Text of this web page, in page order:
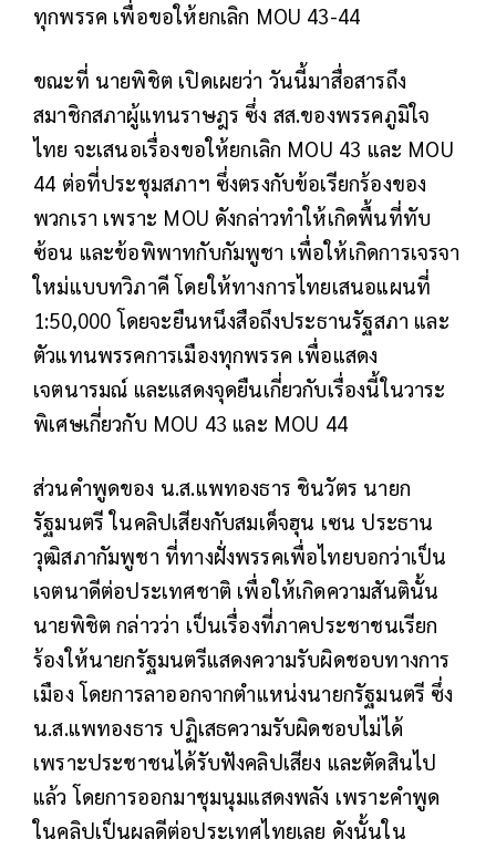
ทุกพรรค เพื่อขอให้ยกเลิก MOU 43-44
ขณะที่ นายพิชิต เปิดเผยว่า วันนี้มาสื่อสารถึง
สมาชิกสภาผู้แทนราษฎร ซึ่ง สส.ของพรรคภูมิใจ
ไทย จะเสนอเรื่องขอให้ยกเลิก MOU 43 และ MOU
44 ต่อที่ประชุมสภาฯ ซึ่งตรงกับข้อเรียกร้องของ
พวกเรา เพราะ MOU ดังกล่าวทำให้เกิดพื้นที่ทับ
ซ้อน และข้อพิพาทกับกัมพูชา เพื่อให้เกิดการเจรจา
ใหม่แบบทวิภาคี โดยให้ทางการไทยเสนอแผนที่
1:50,000 โดยจะยืนหนึงสือถึงประธานรัฐสภา และ
ตัวแทนพรรคการเมืองทุกพรรค เพื่อแสดง
เจตนารมณ์ และแสดงจุดยืนเกี่ยวกับเรื่องนี้ในวาระ
พิเศษเกี่ยวกับ MOU 43 และ MOU 44
ส่วนคำพูดของ น.ส.แพทองธาร ชินวัตร นายก
รัฐมนตรี ในคลิปเสียงกับสมเด็จฮุน เซน ประธาน
วุฒิสภากัมพูชา ที่ทางฝั่งพรรคเพื่อไทยบอกว่าเป็น
เจตนาดีต่อประเทศชาติ เพื่อให้เกิดความสันตินั้น
นายพิชิต กล่าวว่า เป็นเรื่องที่ภาคประชาชนเรียก
ร้องให้นายกรัฐมนตรีแสดงความรับผิดชอบทางการ
เมือง โดยการลาออกจากตำแหน่งนายกรัฐมนตรี ซึ่ง
น.ส.แพทองธาร ปฏิเสธความรับผิดชอบไม่ได้
เพราะประชาชนได้รับฟังคลิปเสียง และตัดสินไป
แล้ว โดยการออกมาชุมนุมแสดงพลัง เพราะคำพูด
ในคลิปเป็นผลดีต่อประเทศไทยเลย ดังนั้นใน